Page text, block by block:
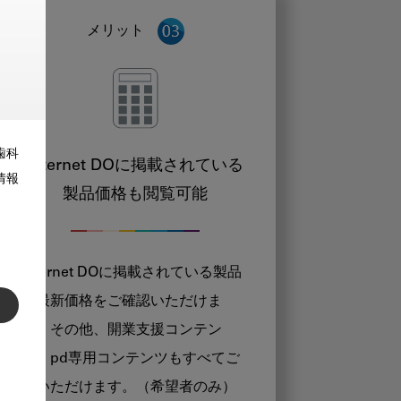
科
報
メリット
Internet DOに掲載されている
製品価格も閲覧可能
Internet DOに掲載されている製品
の最新価格をご確認いただけま
す。その他、開業支援コンテン
ツ、pd専用コンテンツもすべてご
覧いただけます。（希望者のみ）